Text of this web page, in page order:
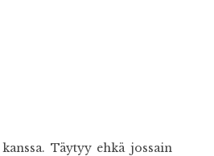
Täytyy ehkä jossain